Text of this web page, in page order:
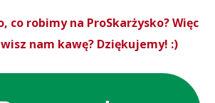
co robimy na ProSkarżysko? Więc
nam kawę? Dziękujemy! :)